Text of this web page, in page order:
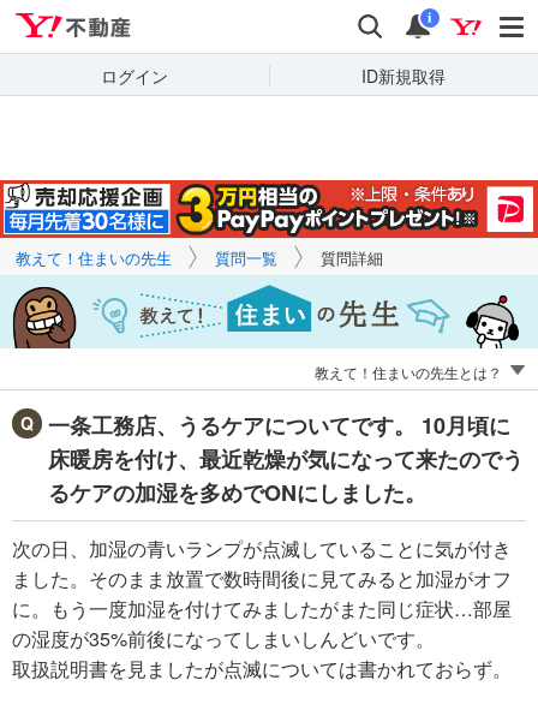
検索 通知
i
ログイン ID新規取得
キーワードで
質問を探す
教えて！住まいの先生 質問一覧 質問詳細
教えて！住まいの先生とは？
一条工務店、うるケアについてです。 10月頃に
床暖房を付け、最近乾燥が気になって来たのでう
るケアの加湿を多めでONにしました。
次の日、加湿の青いランプが点滅していることに気が付き
ました。そのまま放置で数時間後に見てみると加湿がオフ
に。もう一度加湿を付けてみましたがまた同じ症状…部屋
の湿度が35%前後になってしまいしんどいです。
取扱説明書を見ましたが点滅については書かれておらず。